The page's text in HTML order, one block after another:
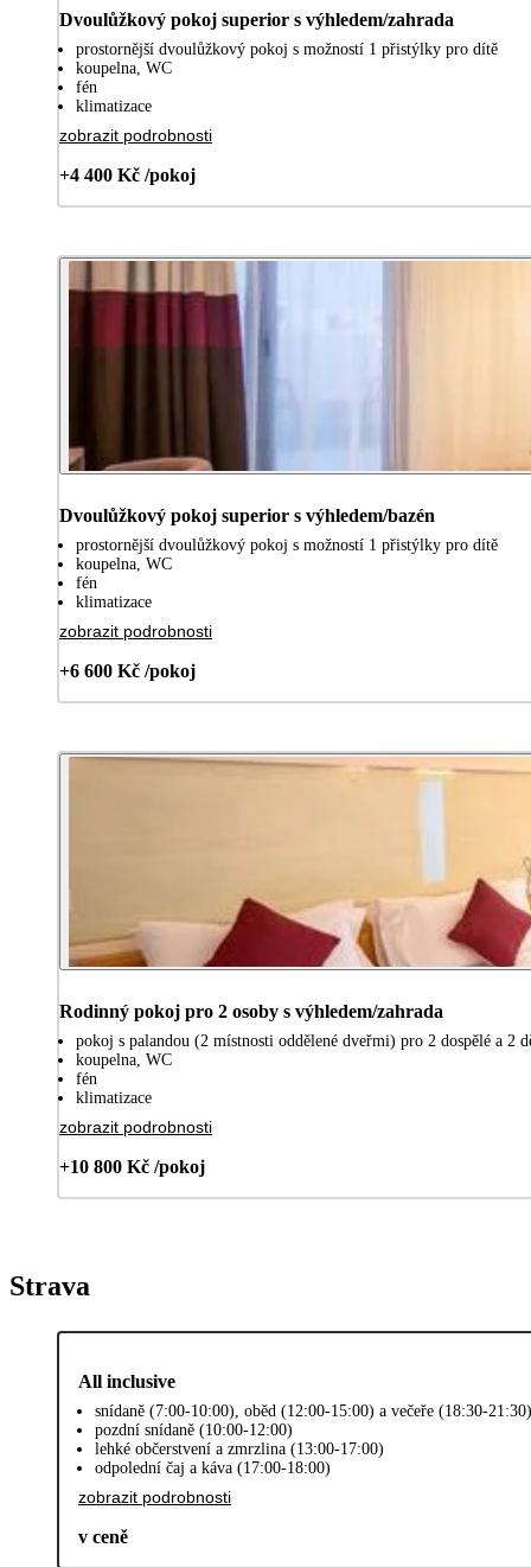
Dvoulůžkový pokoj superior s výhledem/zahrada
prostornější dvoulůžkový pokoj s možností 1 přistýlky pro dítě
koupelna, WC
fén
klimatizace
zobrazit podrobnosti
+4 400 Kč /pokoj
Dvoulůžkový pokoj superior s výhledem/bazén
prostornější dvoulůžkový pokoj s možností 1 přistýlky pro dítě
koupelna, WC
fén
klimatizace
zobrazit podrobnosti
+6 600 Kč /pokoj
Rodinný pokoj pro 2 osoby s výhledem/zahrada
pokoj s palandou (2 místnosti oddělené dveřmi) pro 2 dospělé a 2
koupelna, WC
fén
klimatizace
zobrazit podrobnosti
+10 800 Kč /pokoj
Strava
All inclusive
snídaně (7:00-10:00), oběd (12:00-15:00) a večeře (18:30-
pozdní snídaně (10:00-12:00)
lehké občerstvení a zmrzlina (13:00-17:00)
odpolední čaj a káva (17:00-18:00)
zobrazit podrobnosti
v ceně